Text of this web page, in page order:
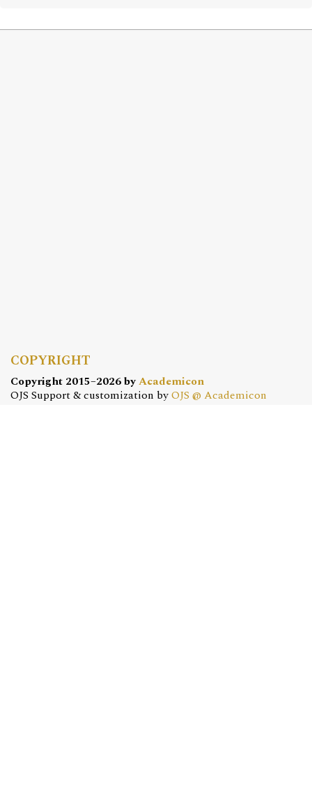
COPYRIGHT
Copyright 2015–2026 byAcademicon
OJS Support & customization byOJS @ Academicon